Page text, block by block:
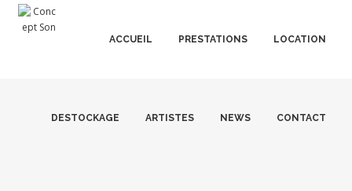
ACCUEIL PRESTATIONS LOCATION
DESTOCKAGE ARTISTES NEWS CONTACT